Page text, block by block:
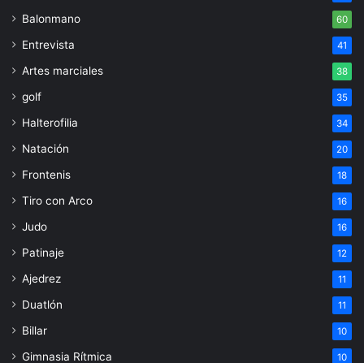
Balonmano 60
Entrevista 41
Artes marciales 38
golf 35
Halterofilia 34
Natación 20
Frontenis 18
Tiro con Arco 16
Judo 16
Patinaje 12
Ajedrez 11
Duatlón 11
Billar 10
Gimnasia Rítmica 10